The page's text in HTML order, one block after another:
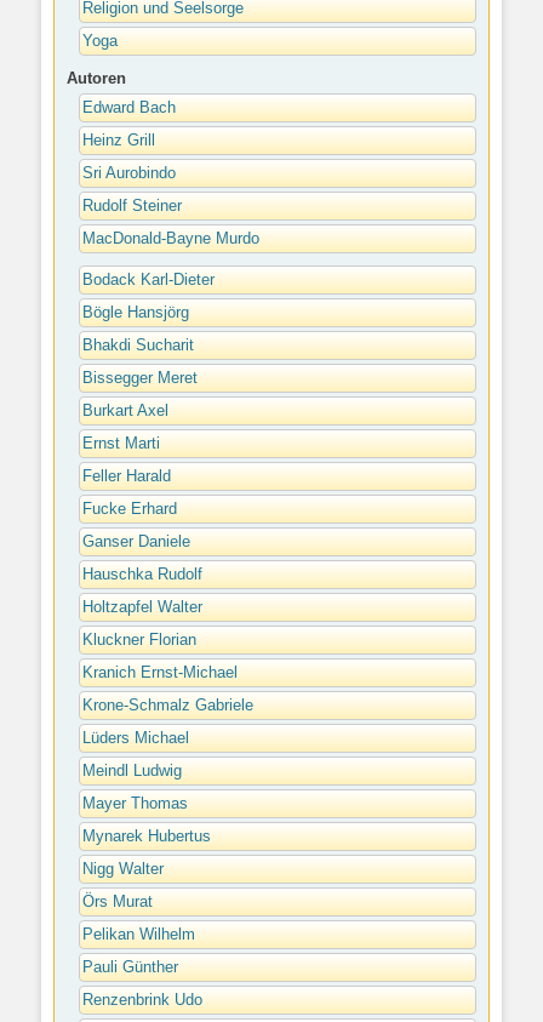
Religion und Seelsorge
Yoga
Autoren
Edward Bach
Heinz Grill
Sri Aurobindo
Rudolf Steiner
MacDonald-Bayne Murdo
Bodack Karl-Dieter
Bögle Hansjörg
Bhakdi Sucharit
Bissegger Meret
Burkart Axel
Ernst Marti
Feller Harald
Fucke Erhard
Ganser Daniele
Hauschka Rudolf
Holtzapfel Walter
Kluckner Florian
Kranich Ernst-Michael
Krone-Schmalz Gabriele
Lüders Michael
Meindl Ludwig
Mayer Thomas
Mynarek Hubertus
Nigg Walter
Örs Murat
Pelikan Wilhelm
Pauli Günther
Renzenbrink Udo